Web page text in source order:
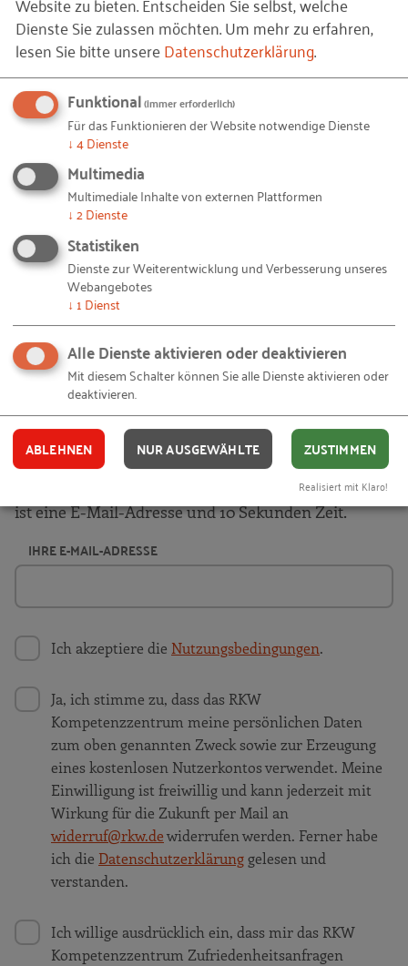
über das eigene Unternehmen hinausgehen. So
geht ein großer Teil davon aus, mit den
Projektergebnissen auch die Wettbewerbsfähigkeit
von Geschäftskunden sowie die
Technologiekompetenz bei Zulieferern und
Partnern zu steigern.
Bildquellen und Copyright-Hinweise
© FabrikaCr /
Ihnen gefällt dieser Beitrag? Teilen Sie ihn mit anderen:
Bleiben Sie auf dem Laufenden!
Mit unseren RKW Alerts bleiben Sie immer auf dem
Laufenden. Wir informieren Sie automatisch und
kostenlos, sobald es etwas Neues zum Projekt
"
Wirkungsanalysen Innovationsförderung
unserer Website gibt. Alles, was Sie dafür brauchen,
ist eine E-Mail-Adresse und 10 Sekunden Zeit.
IHRE E-MAIL-ADRESSE
Ich akzeptiere die Nutzungsbedingungen.
Ja, ich stimme zu, dass das RKW
Kompetenzzentrum meine persönlichen Daten
zum oben genannten Zweck sowie zur Erzeugung
eines kostenlosen Nutzerkontos verwendet. Meine
Einwilligung ist freiwillig und kann jederzeit mit
Wirkung für die Zukunft per Mail an
widerruf@rkw.dewiderrufen werden. Ferner habe
ich die Datenschutzerklärunggelesen und
verstanden.
Ich willige ausdrücklich ein, dass mir das RKW
Kompetenzzentrum Zufriedenheitsanfragen
Dienste Sie zulassen möchten.Um mehr zu erfahren,
lesen Sie bitte unsereDatenschutzerklärung.
Funktional(immer erforderlich)
Für das Funktionieren der Website notwendige Dienste
↓ 4Dienste
Multimedia
Multimediale Inhalte von externen Plattformen
↓ 2Dienste
Statistiken
Dienste zur Weiterentwicklung und Verbesserung unseres
Webangebotes
↓ 1 Dienst
Alle Dienste aktivieren oder deaktivieren
Mit diesem Schalter können Sie alle Dienste aktivieren oder
deaktivieren.
ABLEHNEN NUR AUSGEWÄHLTE ZUSTIMMEN
Realisiert mit Klaro!